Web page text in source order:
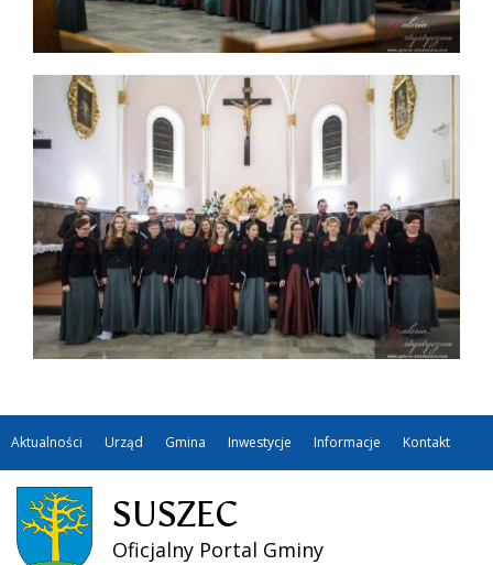
Aktualności Urząd Gmina Inwestycje Informacje Kontakt
SUSZEC
Oficjalny Portal Gminy